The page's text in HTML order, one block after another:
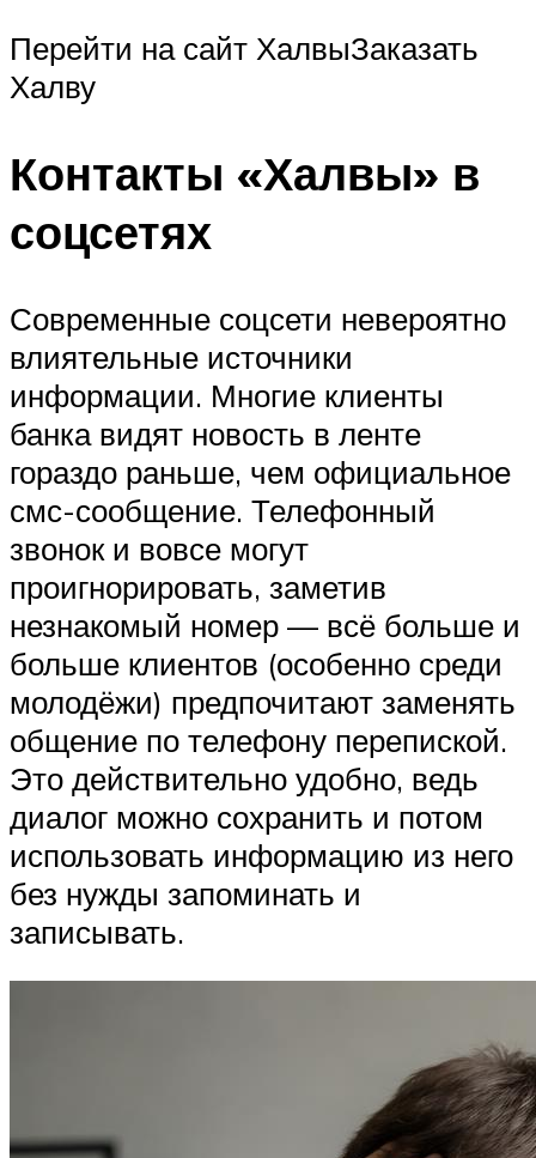
Перейти на сайт ХалвыЗаказать
Халву
Контакты «Халвы» в
соцсетях
Современные соцсети невероятно
влиятельные источники
информации. Многие клиенты
банка видят новость в ленте
гораздо раньше, чем официальное
смс-сообщение. Телефонный
звонок и вовсе могут
проигнорировать, заметив
незнакомый номер — всё больше и
больше клиентов (особенно среди
молодёжи) предпочитают заменять
общение по телефону перепиской.
Это действительно удобно, ведь
диалог можно сохранить и потом
использовать информацию из него
без нужды запоминать и
записывать.